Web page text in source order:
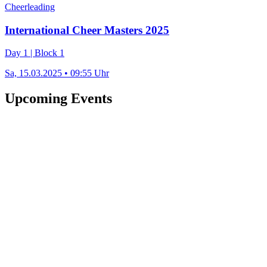
Cheerleading
International Cheer Masters 2025
Day 1 | Block 1
Sa, 15.03.2025 • 09:55 Uhr
Upcoming Events